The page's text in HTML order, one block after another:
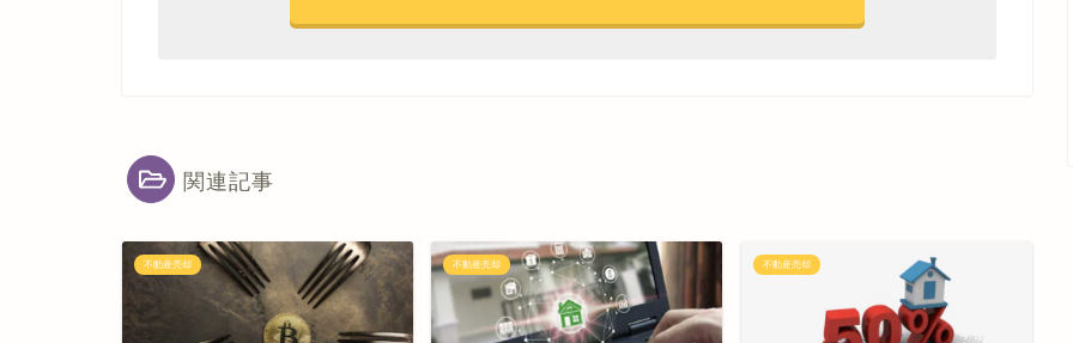
関連記事
不動産売却 不動産売却 不動産売却